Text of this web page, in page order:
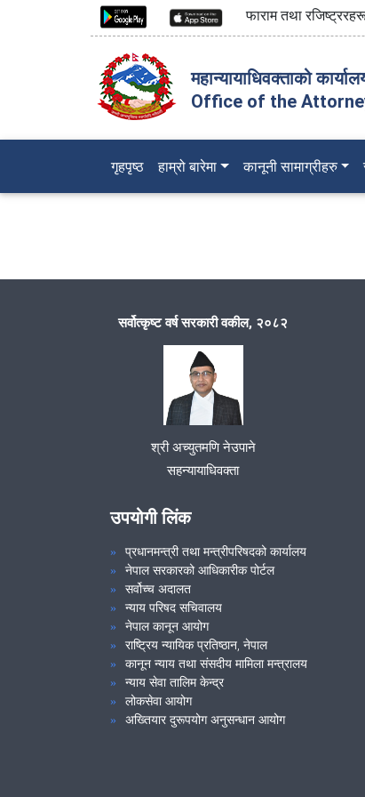
फाराम तथा
महान्यायाधिवक्ताको
Office of the
गृहपृष्ठ(current)
हाम्रो बारेमा कानूनी सामाग्रीहरु
सर्वोत्कृष्ट वर्ष सरकारी वकील, २०८२
श्री अच्युतमणि नेउपाने
सहन्यायाधिवक्ता
उपयोगी लिंक
प्रधानमन्त्री तथा मन्त्रीपरिषदको कार्यालय
नेपाल सरकारको आधिकारीक पोर्टल
सर्वोच्च अदालत
न्याय परिषद सचिवालय
नेपाल कानून आयोग
राष्ट्रिय न्यायिक प्रतिष्ठान, नेपाल
कानून न्याय तथा संसदीय मामिला मन्त्रालय
न्याय सेवा तालिम केन्द्र
लोकसेवा आयोग
अख्तियार दुरूपयोग अनुसन्धान आयोग